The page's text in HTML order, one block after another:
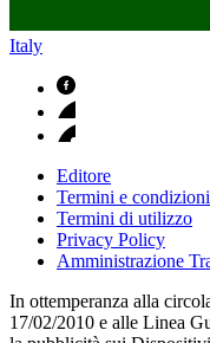
Italy
Editore
Termini e
Termini di utilizzo
Privacy Policy
Amministrazione
In ottemperanza alla
17/02/2010 e alle Linea